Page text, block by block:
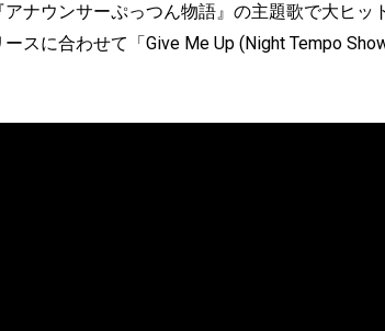
ナウンサーぷっつん物語』の主題歌で大ヒ
スに合わせて「Give Me Up (Night Tempo